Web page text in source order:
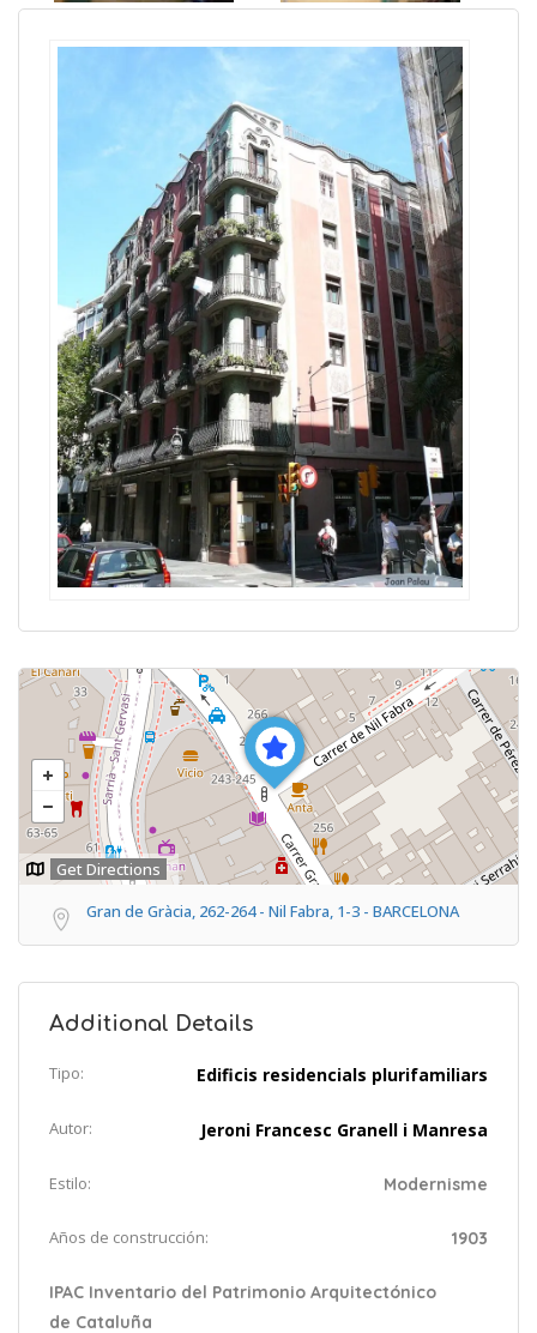
Get Directions
Gran de Gràcia, 262-264 - Nil Fabra, 1-3 - BARCELONA
Additional Details
Tipo: Edificis residencials plurifamiliars
Autor: Jeroni Francesc Granell i Manresa
Estilo: Modernisme
Años de construcción: 1903
IPAC Inventario del Patrimonio Arquitectónico
de Cataluña